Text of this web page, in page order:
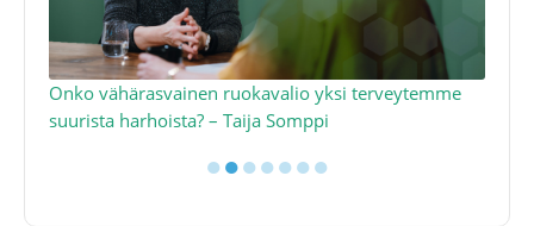
Onko vähärasvainen ruokavalio yksi terveytemme
suurista harhoista? – Taija Somppi
●●●●●●●